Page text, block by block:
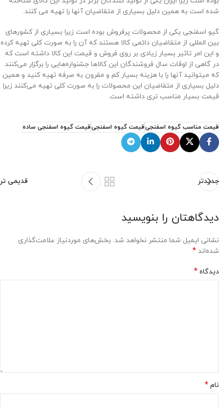
شده است به همین دلیل بسیاری از متقاضیان آنها را تهیه می کنند.
گیو اسفنجی یکی از محصولات پرفروش بوده است زیرا بسیاری از کشورهای
بین المللی از متقاضیان دائمی کالا هستند که آن را به صورت کلی تهیه کرده
و این امر تاثیر بسیار زیادی بر روی فروش و قیمت این کالا داشته است که
در گاهی از اوقات سال فروشندگان این کالاها جشنواره‌هایی را برگزار می‌کنند
که میتوانید آنها را با هزینه بسیار کم و مقرون به صرفه تهیه کنید و همین
دلیل بسیاری از متقاضیان این محصولات را به صورت کلی تهیه می‌کنند زیرا
قیمت بسیار مناسب تری داشته است.
قیمت مناسب گیوه اسفنجیقیمت گیوه اسفنجیقیمت گیوه اسفنجی ساده
جدیدتر قدیمی تر
دیدگاهتان را بنویسید
نشانی ایمیل شما منتشر نخواهد شد. بخش‌های موردنیاز علامت‌گذاری
شده‌اند *
دیدگاه *
نام *